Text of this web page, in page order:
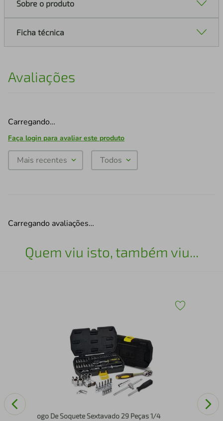
Sobre o produto
Ficha técnica
Avaliações
Carregando…
Faça login para avaliar este produto
Mais recentes Todos
Carregando avaliações…
Quem viu isto, também viu...
ogo De Soquete Sextavado 29 Peças 1/4